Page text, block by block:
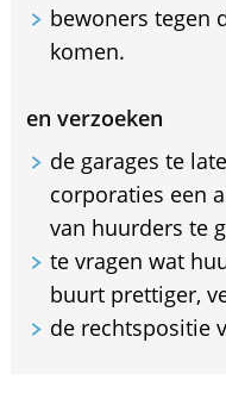
bewoners tegen
komen.
en verzoeken
de garages te
corporaties een
van huurders te
te vragen wat
buurt prettiger,
de rechtspositie